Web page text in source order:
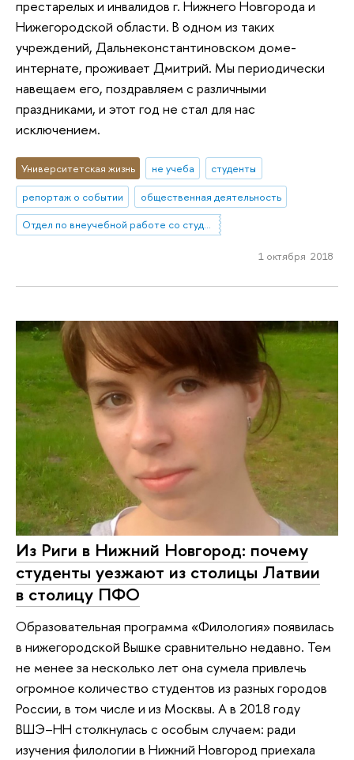
престарелых и инвалидов г. Нижнего Новгорода и
Нижегородской области. В одном из таких
учреждений, Дальнеконстантиновском доме-
интернате, проживает Дмитрий. Мы периодически
навещаем его, поздравляем с различными
праздниками, и этот год не стал для нас
исключением.
Университетская жизнь не учеба
студенты
репортаж о событии
общественная деятельность
Отдел по внеучебной работе со студентами (Нижний Новгород)
1 октября 2018
Из Риги в Нижний Новгород: почему
студенты уезжают из столицы Латвии
в столицу ПФО
Образовательная программа «Филология» появилась
в нижегородской Вышке сравнительно недавно. Тем
не менее за несколько лет она сумела привлечь
огромное количество студентов из разных городов
России, в том числе и из Москвы. А в 2018 году
ВШЭ–НН столкнулась с особым случаем: ради
изучения филологии в Нижний Новгород приехала